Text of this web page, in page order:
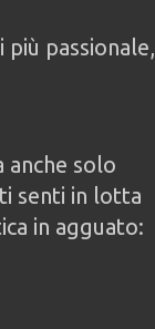
più passionale,
solo
senti in lotta
in agguato: